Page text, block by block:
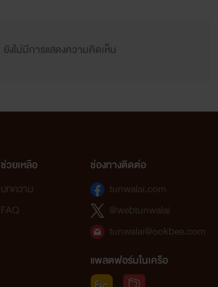
ยังไม่มีการแสดงความคิดเห็น
ช่วยเหลือ
บทความ
FAQ
ช่องทางติดต่อ
tunwalai.com
@webtunwalai
tunwalai@ookbee.com
แพลตฟอร์มในเครือ